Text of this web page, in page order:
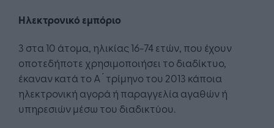
Ηλεκτρονικό εμπόριο
3 στα 10 άτομα, ηλικίας 16-74 ετών, που έχουν
οποτεδήποτε χρησιμοποιήσει το διαδίκτυο,
έκαναν κατά το Α ́ τρίμηνο του 2013 κάποια
ηλεκτρονική αγορά ή παραγγελία αγαθών ή
υπηρεσιών μέσω του διαδικτύου.